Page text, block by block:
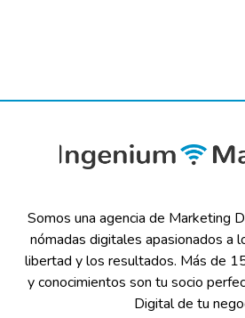
Somos una agencia de Marketing
nómadas digitales apasionados a
libertad y los resultados. Más de
y conocimientos son tu socio
Digital de tu